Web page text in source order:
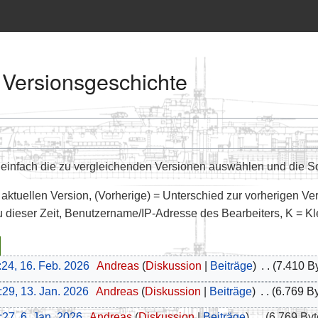
die zu vergleichenden Versionen auswählen und die
Version, (Vorherige) = Unterschied zur vorherigen
dieser Zeit, Benutzername/IP-Adresse des Bearbeiters, K =
16. Feb. 2026‎ Andreas Diskussion Beiträge 7.410
13. Jan. 2026‎ Andreas Diskussion Beiträge 6.769